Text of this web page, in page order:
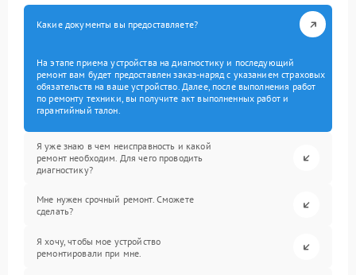
Какие документы вы предоставляете?
На этапе приема устройства на диагностику и последующий
ремонт вам будет предоставлен заказ-наряд с указанием страховых
обязательств на ваше устройство. Далее, после выполнения работ
по ремонту техники, вы получите акт выполненных работ и
гарантийный талон.
Я уже знаю в чем неисправность и какой
ремонт необходим. Для чего проводить
диагностику?
Мне нужен срочный ремонт. Сможете
сделать?
Я хочу, чтобы мое устройство
ремонтировали при мне.